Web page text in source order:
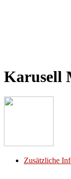
Karusell
Zusätzliche